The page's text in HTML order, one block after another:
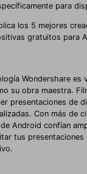
para
los 5 mejores
gratuitos para
Wondershare es
su obra maestra.
presentaciones de
Con más de
Android confían
tus